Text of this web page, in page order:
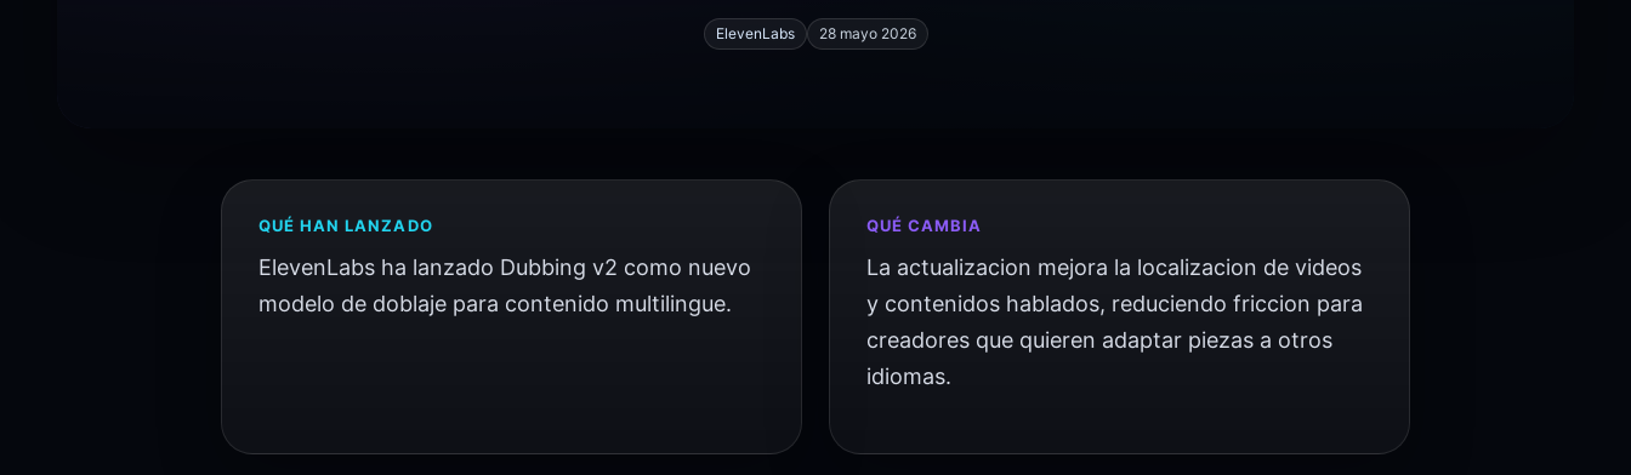
ElevenLabs 28 mayo 2026
QUÉ HAN LANZADO
ElevenLabs ha lanzado Dubbing v2 como nuevo
modelo de doblaje para contenido multilingue.
QUÉ CAMBIA
La actualizacion mejora la localizacion de videos
y contenidos hablados, reduciendo friccion para
creadores que quieren adaptar piezas a otros
idiomas.